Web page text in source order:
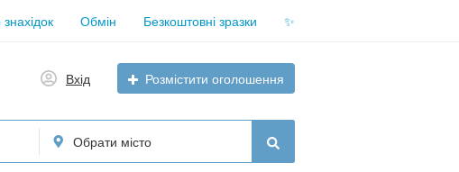
Обмін Безкоштовні зразки ✨
Вхід Розмістити оголошення
Обрати місто